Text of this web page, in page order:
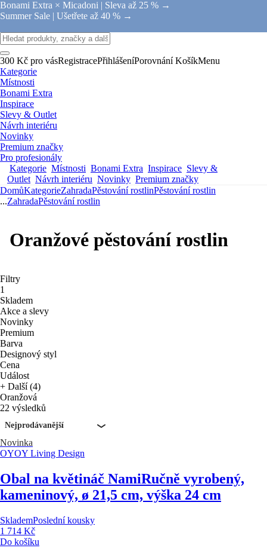
Bonami Extra × Micadoni | Sleva až 25 % →
Summer Sale | Ušetřete až 40 % →
300 Kč pro vásRegistracePřihlášeníPorovnání KošíkMenu
Kategorie
Místnosti
Bonami Extra
Inspirace
Slevy & Outlet
Návrh interiéru
Novinky
Premium značky
Pro profesionály
Kategorie Místnosti Bonami Extra Inspirace Slevy &
Outlet Návrh interiéru Novinky Premium značky
DomůKategorieZahradaPěstování rostlinPěstování rostlin
...ZahradaPěstování rostlin
Oranžové pěstování rostlin
Filtry
1
Skladem
Akce a slevy
Novinky
Premium
Barva
Designový styl
Cena
Událost
+ Další (4)
Oranžová
22 výsledků
Nejprodávanější
Novinka
OYOY Living Design
Obal na květináč NamiRučně vyrobený,
kameninový, ø 21,5 cm, výška 24 cm
SklademPoslední kousky
1 714 Kč
Do košíku